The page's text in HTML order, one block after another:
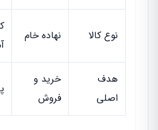
نوع کالا نهاده خام
هدف
اصلی
خرید و
فروش